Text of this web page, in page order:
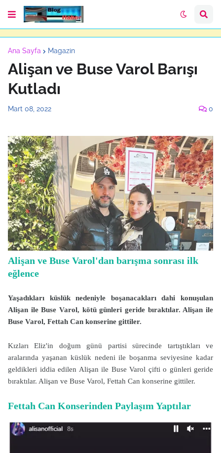
Ana Sayfa Magazin
Alişan ve Buse Varol Barışı
Kutladı
Mart 08, 2022 0
Alişan ve Buse Varol'dan barışma sonrası ilk
eğlence
Yaşadıkları küslük nedeniyle boşanacakları dahi konuşulan
Alişan ile Buse Varol, kötü günleri geride bıraktılar. Alişan ile
Buse Varol, Fettah Can konserine gittiler.
Kızları Eliz'in doğum günü partisi sürecinde tartıştıkları ve
aralarında yaşanan küslük nedeni ile boşanma seviyesine kadar
geldikleri iddia edilen Alişan ile Buse Varol çifti o günleri geride
bıraktılar. Alişan ve Buse Varol, Fettah Can konserine gittiler.
Fettah Can Konserinden Paylaşım Yaptılar